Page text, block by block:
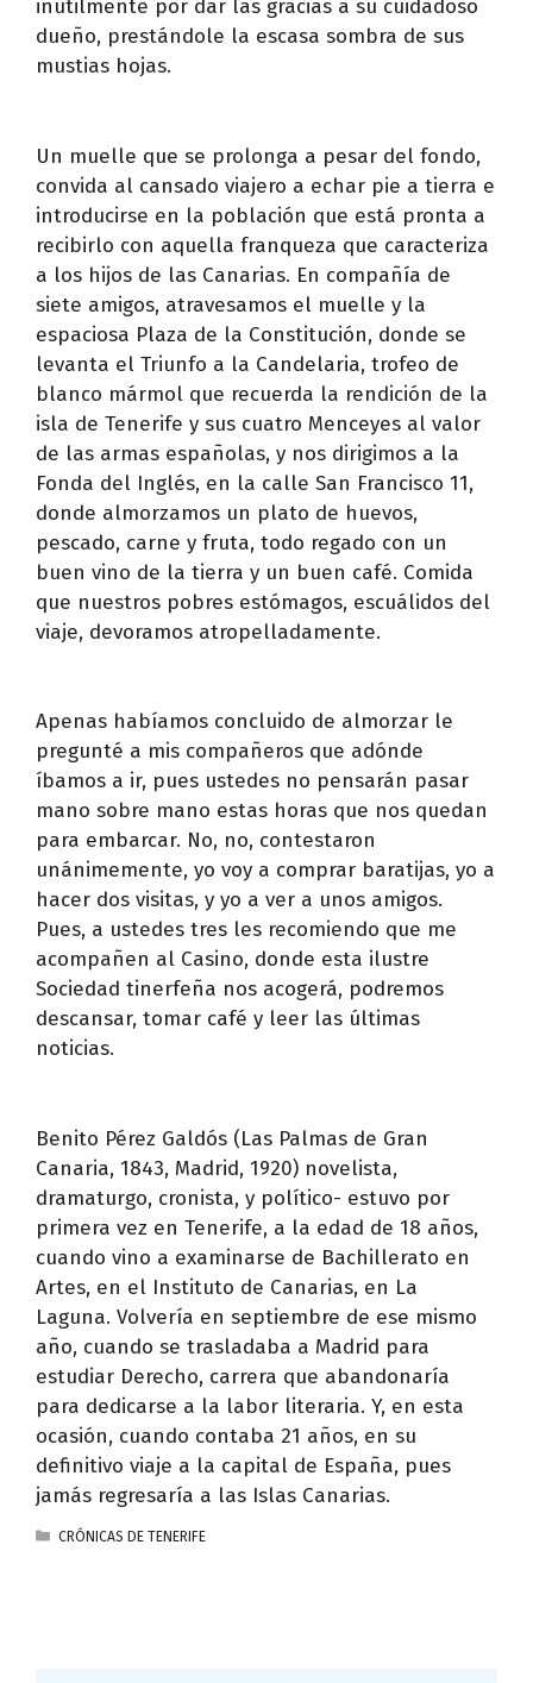
inútilmente por dar las gracias a su cuidadoso
dueño, prestándole la escasa sombra de sus
mustias hojas.
Un muelle que se prolonga a pesar del fondo,
convida al cansado viajero a echar pie a tierra e
introducirse en la población que está pronta a
recibirlo con aquella franqueza que caracteriza
a los hijos de las Canarias. En compañía de
siete amigos, atravesamos el muelle y la
espaciosa Plaza de la Constitución, donde se
levanta el Triunfo a la Candelaria, trofeo de
blanco mármol que recuerda la rendición de la
isla de Tenerife y sus cuatro Menceyes al valor
de las armas españolas, y nos dirigimos a la
Fonda del Inglés, en la calle San Francisco 11,
donde almorzamos un plato de huevos,
pescado, carne y fruta, todo regado con un
buen vino de la tierra y un buen café. Comida
que nuestros pobres estómagos, escuálidos del
viaje, devoramos atropelladamente.
Apenas habíamos concluido de almorzar le
pregunté a mis compañeros que adónde
íbamos a ir, pues ustedes no pensarán pasar
mano sobre mano estas horas que nos quedan
para embarcar. No, no, contestaron
unánimemente, yo voy a comprar baratijas, yo a
hacer dos visitas, y yo a ver a unos amigos.
Pues, a ustedes tres les recomiendo que me
acompañen al Casino, donde esta ilustre
Sociedad tinerfeña nos acogerá, podremos
descansar, tomar café y leer las últimas
noticias.
Benito Pérez Galdós (Las Palmas de Gran
Canaria, 1843, Madrid, 1920) novelista,
dramaturgo, cronista, y político- estuvo por
primera vez en Tenerife, a la edad de 18 años,
cuando vino a examinarse de Bachillerato en
Artes, en el Instituto de Canarias, en La
Laguna. Volvería en septiembre de ese mismo
año, cuando se trasladaba a Madrid para
estudiar Derecho, carrera que abandonaría
para dedicarse a la labor literaria. Y, en esta
ocasión, cuando contaba 21 años, en su
definitivo viaje a la capital de España, pues
jamás regresaría a las Islas Canarias.
CATEGORÍAS
CRÓNICAS DE TENERIFE